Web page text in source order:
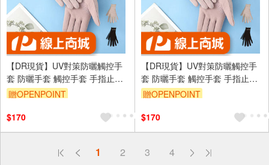
【DR現貨】UV對策防曬觸控手
套 防曬手套 觸控手套 手指止滑
DR6983-88 四季可戴
贈OPENPOINT
$170
【DR現貨】UV對策防曬觸控手
套 防曬手套 觸控手套 手指止滑
DR6983-88 四季可戴
贈OPENPOINT
$170
1 2 3 4
偏遠地區配送